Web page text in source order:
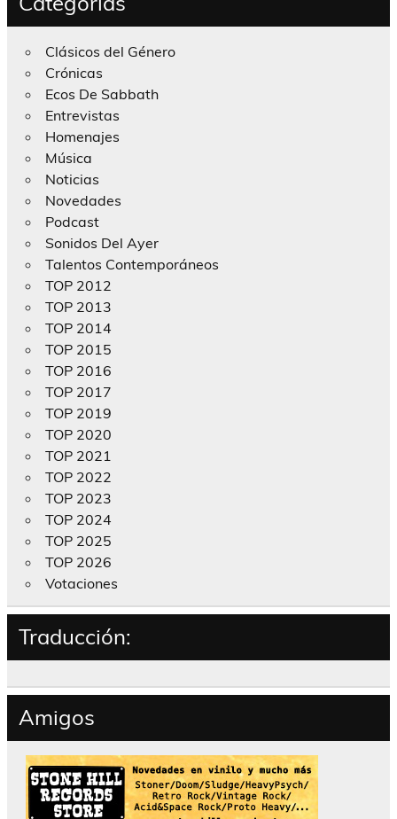
Clásicos del Género
Crónicas
Ecos De Sabbath
Entrevistas
Homenajes
Música
Noticias
Novedades
Podcast
Sonidos Del Ayer
Talentos Contemporáneos
TOP 2012
TOP 2013
TOP 2014
TOP 2015
TOP 2016
TOP 2017
TOP 2019
TOP 2020
TOP 2021
TOP 2022
TOP 2023
TOP 2024
TOP 2025
TOP 2026
Votaciones
Traducción:
Amigos